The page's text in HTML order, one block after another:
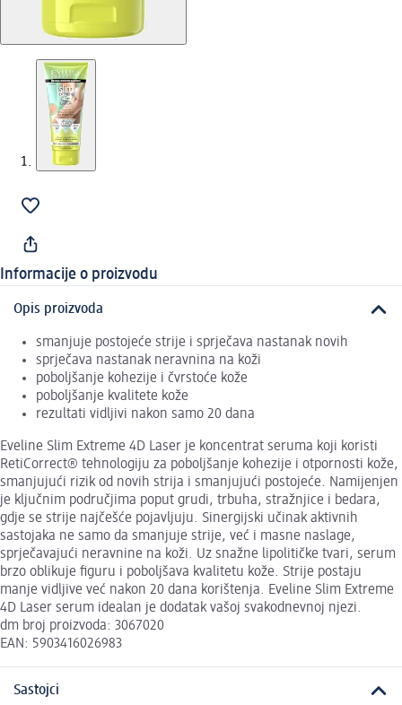
Informacije o proizvodu
Opis proizvoda
smanjuje postojeće strije i sprječava nastanak novih
sprječava nastanak neravnina na koži
poboljšanje kohezije i čvrstoće kože
poboljšanje kvalitete kože
rezultati vidljivi nakon samo 20 dana
Eveline Slim Extreme 4D Laser je koncentrat seruma koji koristi
RetiCorrect® tehnologiju za poboljšanje kohezije i otpornosti kože,
smanjujući rizik od novih strija i smanjujući postojeće. Namijenjen
je ključnim područjima poput grudi, trbuha, stražnjice i bedara,
gdje se strije najčešće pojavljuju. Sinergijski učinak aktivnih
sastojaka ne samo da smanjuje strije, već i masne naslage,
sprječavajući neravnine na koži. Uz snažne lipolitičke tvari, serum
brzo oblikuje figuru i poboljšava kvalitetu kože. Strije postaju
manje vidljive već nakon 20 dana korištenja. Eveline Slim Extreme
4D Laser serum idealan je dodatak vašoj svakodnevnoj njezi.
dm broj proizvoda: 3067020
EAN: 5903416026983
Sastojci